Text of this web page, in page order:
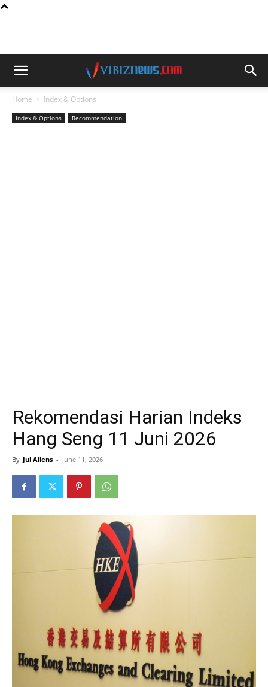
Home Index & Options
Index & Options Recommendation
Rekomendasi Harian Indeks
Hang Seng 11 Juni 2026
By Jul Allens - June 11, 2026